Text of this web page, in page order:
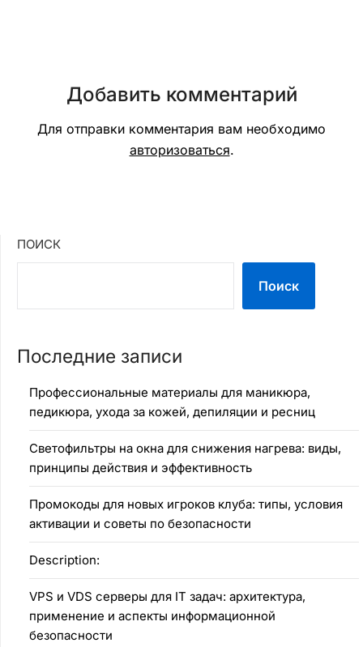
Добавить комментарий
Для отправки комментария вам необходимо
авторизоваться.
ПОИСК
Поиск
Последние записи
Профессиональные материалы для маникюра,
педикюра, ухода за кожей, депиляции и ресниц
Светофильтры на окна для снижения нагрева: виды,
принципы действия и эффективность
Промокоды для новых игроков клуба: типы, условия
активации и советы по безопасности
Description:
VPS и VDS серверы для IT задач: архитектура,
применение и аспекты информационной
безопасности